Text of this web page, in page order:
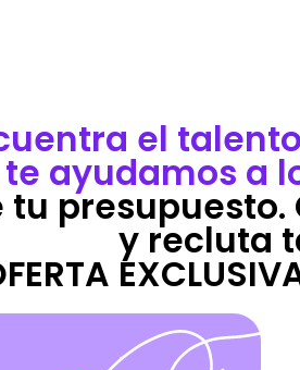
el
te ayudamos
y recluta